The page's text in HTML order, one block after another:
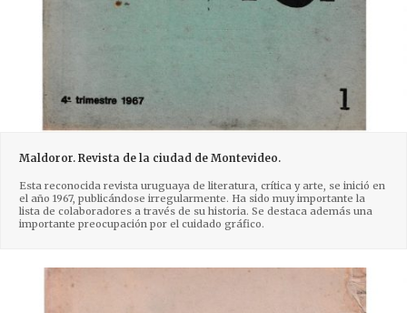
Maldoror. Revista de la ciudad de Montevideo.
Esta reconocida revista uruguaya de literatura, crítica y arte, se inició en
el año 1967, publicándose irregularmente. Ha sido muy importante la
lista de colaboradores a través de su historia. Se destaca además una
importante preocupación por el cuidado gráfico.